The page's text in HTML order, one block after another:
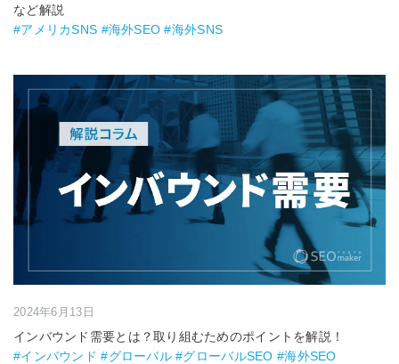
など解説
#アメリカSNS #海外SEO #海外SNS
2024年6月13日
インバウンド需要とは？取り組むためのポイントを解説！
#インバウンド #グローバル #グローバルSEO #海外SEO